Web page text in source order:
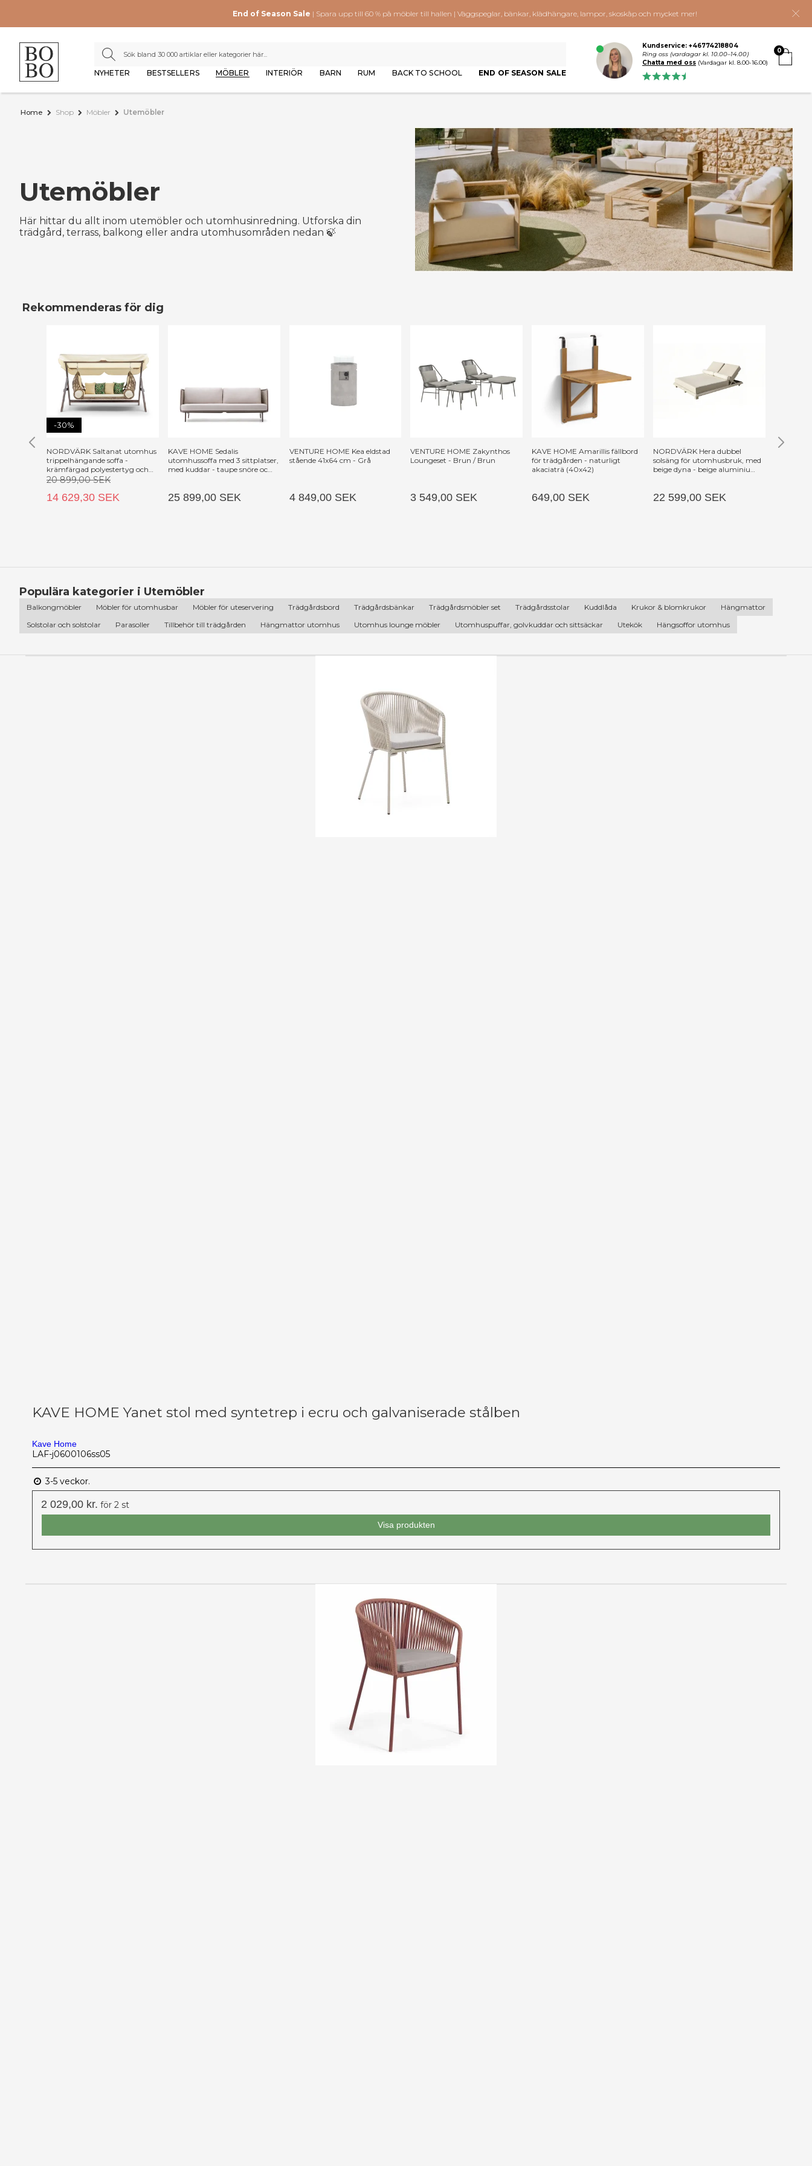
End of Season Sale | Spara upp till 60 % på möbler till hallen | Väggspeglar, bänkar, klädhängare, lampor, skoskåp och mycket mer!
NYHETER BESTSELLERS MÖBLER INTERIÖR BARN RUM BACK TO SCHOOL END OF SEASON SALE
0
Kundservice: +46774218804
Ring oss (vardagar kl. 10.00–14.00)
Chatta med oss (Vardagar kl. 8.00-16.00)
Home Shop Möbler Utemöbler
Utemöbler
Här hittar du allt inom utemöbler och utomhusinredning. Utforska din
trädgård, terrass, balkong eller andra utomhusområden nedan 🍃
Rekommenderas för dig
-30%
NORDVÄRK Saltanat utomhus
trippelhängande soffa -
krämfärgad polyestertyg och
furu
20 899,00 SEK
14 629,30 SEK
KAVE HOME Sedalis
utomhussoffa med 3 sittplatser,
med kuddar - taupe snöre och
25 899,00 SEK
VENTURE HOME Kea eldstad
stående 41x64 cm - Grå
4 849,00 SEK
VENTURE HOME Zakynthos
Loungeset - Brun / Brun
3 549,00 SEK
KAVE HOME Amarillis fällbord
för trädgården - naturligt
akaciaträ (40x42)
649,00 SEK
NORDVÄRK Hera dubbel
solsäng för utomhusbruk, med
beige dyna - beige aluminium
22 599,00 SEK
Populära kategorier i Utemöbler
Balkongmöbler Möbler för utomhusbar Möbler för uteservering Trädgårdsbord Trädgårdsbänkar Trädgårdsmöbler set Trädgårdsstolar Kuddlåda Krukor & blomkrukor
Hängmattor
Solstolar och solstolar
Parasoller Tillbehör till trädgården Hängmattor utomhus Utomhus lounge möbler Utomhuspuffar, golvkuddar och sittsäckar Utekök Hängsoffor utomhus
KAVE HOME Yanet stol med syntetrep i ecru och galvaniserade stålben
Kave Home
LAF-j0600106ss05
3-5 veckor.
2 029,00 kr. för 2 st
Visa produkten